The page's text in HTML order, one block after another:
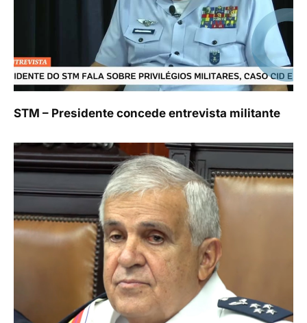
STM – Presidente concede entrevista militante